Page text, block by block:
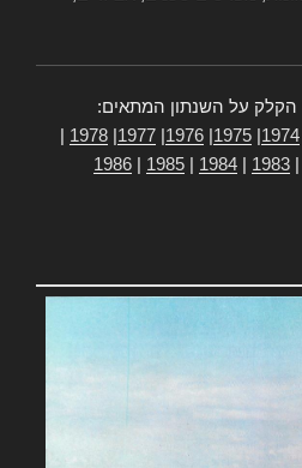
הקלק על השנתון המתאים:
1974
1975
1976
1977
1978
1983
1984
1985
1986